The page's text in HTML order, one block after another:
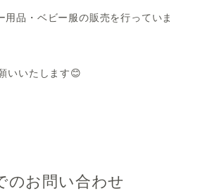
用品・ベビー服の販売を行っていま
いいたします😊
のお問い合わせ